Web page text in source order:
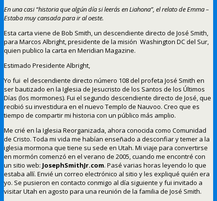
En una casi “historia que algún día si leerás en Liahona”, el relato de Emma –
Estaba muy cansada para ir al oeste.
Esta carta viene de Bob Smith, un descendiente directo de José Smith,
para Marcos Albright, presidente de la misión Washington DC del Sur,
quien publico la carta en Meridian Magazine.
Estimado Presidente Albright,
Yo fui el descendiente directo número 108 del profeta José Smith en
ser bautizado en la Iglesia de Jesucristo de los Santos de los Últimos
Días (los mormones). Fui el segundo descendiente directo de José, que
recibió su investidura en el nuevo Templo de Nauvoo. Creo que es
tiempo de compartir mi historia con un público más amplio.
Me crié en la Iglesia Reorganizada, ahora conocida como Comunidad
de Cristo. Toda mi vida me habían enseñado a desconfiar y temer a la
iglesia mormona que tiene su sede en Utah. Mi viaje para convertirse
en mormón comenzó en el verano de 2005, cuando me encontré con
un sitio web: JosephSmithJr.com. Pasé varias horas leyendo lo que
estaba allí. Envié un correo electrónico al sitio y les expliqué quién era
yo. Se pusieron en contacto conmigo al día siguiente y fui invitado a
visitar Utah en agosto para una reunión de la familia de José Smith.